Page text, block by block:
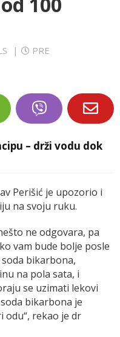
|
PRE
– drži vodu dok
Perišić je upozorio i
na svoju ruku.
ne odgovara, pa
vam bude bolje posle
bikarbona,
na pola sata, i
se uzimati lekovi
bikarbona je
odu“, rekao je dr